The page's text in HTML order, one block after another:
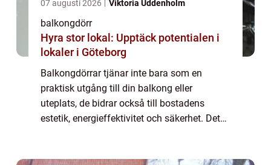
07 augusti 2026 Viktoria Uddenholm
balkongdörr
Hyra stor lokal: Upptäck potentialen i
lokaler i Göteborg
Balkongdörrar tjänar inte bara som en
praktisk utgång till din balkong eller
uteplats, de bidrar också till bostadens
estetik, energieffektivitet och säkerhet. Det